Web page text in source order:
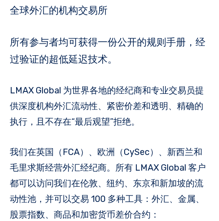
全球外汇的机构交易所
所有参与者均可获得一份公开的规则手册，经
过验证的超低延迟技术。
LMAX Global 为世界各地的经纪商和专业交易员提
供深度机构外汇流动性、紧密价差和透明、精确的
执行，且不存在“最后观望”拒绝。
我们在英国（FCA）、欧洲（CySec）、新西兰和
毛里求斯经营外汇经纪商。所有 LMAX Global 客户
都可以访问我们在伦敦、纽约、东京和新加坡的流
动性池，并可以交易 100 多种工具：外汇、金属、
股票指数、商品和加密货币差价合约：